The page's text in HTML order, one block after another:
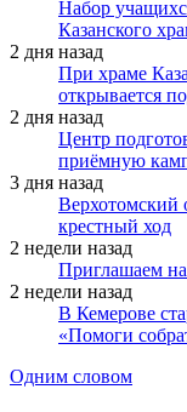
Набор
Казанского
2 дня назад
При храме
открывается
2 дня назад
Центр
приёмную
3 дня назад
Верхотомский
крестный ход
2 недели назад
Приглашаем
2 недели назад
В Кемерове
«Помоги
Одним словом